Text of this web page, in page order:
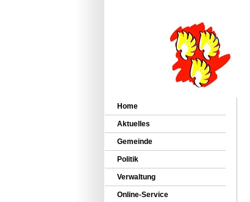
Home
Aktuelles
Gemeinde
Politik
Verwaltung
Online-Service